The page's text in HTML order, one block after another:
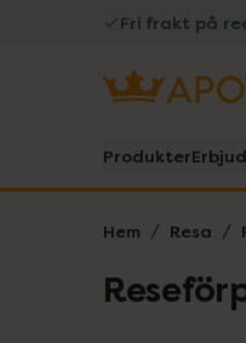
Fri frakt på
Produkter
Hem Resa